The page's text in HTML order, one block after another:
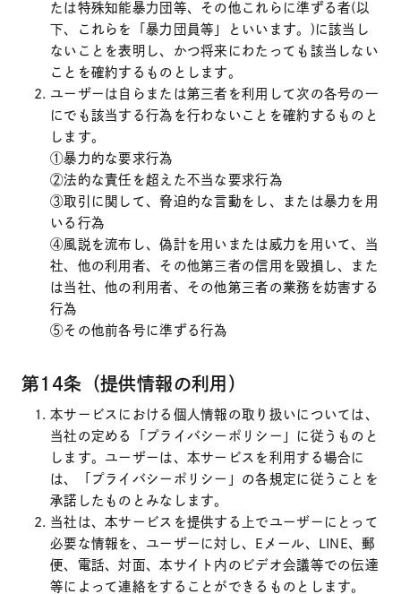
たは特殊知能暴力団等、その他これらに準ずる者(以
下、これらを「暴力団員等」といいます。)に該当し
ないことを表明し、かつ将来にわたっても該当しない
ことを確約するものとします。
ユーザーは自らまたは第三者を利用して次の各号の一
にでも該当する行為を行わないことを確約するものと
します。
①暴力的な要求行為
②法的な責任を超えた不当な要求行為
③取引に関して、脅迫的な言動をし、または暴力を用
いる行為
④風説を流布し、偽計を用いまたは威力を用いて、当
社、他の利用者、その他第三者の信用を毀損し、また
は当社、他の利用者、その他第三者の業務を妨害する
行為
⑤その他前各号に準ずる行為
第14条（提供情報の利用）
本サービスにおける個人情報の取り扱いについては、
当社の定める「プライバシーポリシー」に従うものと
します。ユーザーは、本サービスを利用する場合に
は、「プライバシーポリシー」の各規定に従うことを
承諾したものとみなします。
当社は、本サービスを提供する上でユーザーにとって
必要な情報を、ユーザーに対し、Eメール、LINE、郵
便、電話、対面、本サイト内のビデオ会議等での伝達
等によって連絡をすることができるものとします。